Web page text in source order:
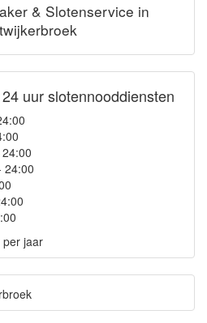
& Slotenservice in
uur slotennooddiensten
24:00
per jaar